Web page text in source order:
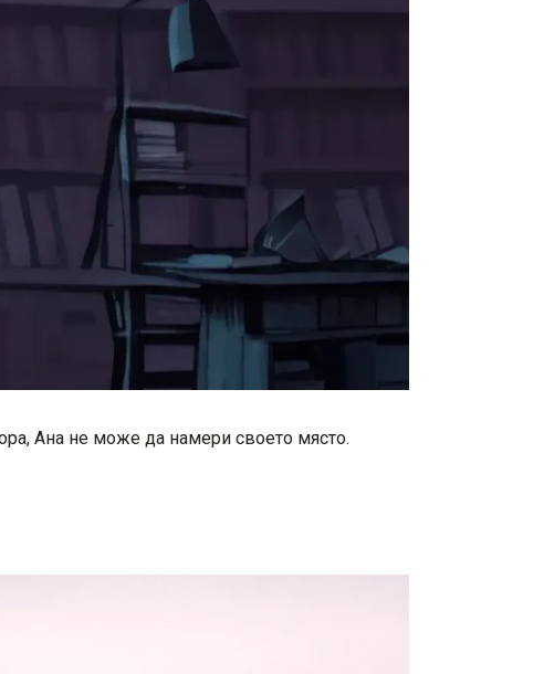
Ана не може да намери своето място.